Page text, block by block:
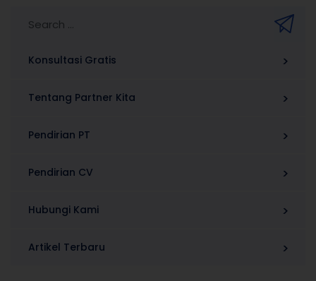
Konsultasi Gratis
Tentang Partner Kita
Pendirian PT
Pendirian CV
Hubungi Kami
Artikel Terbaru